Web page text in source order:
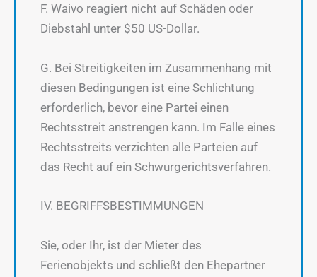
F. Waivo reagiert nicht auf Schäden oder
Diebstahl unter $50 US-Dollar.
G. Bei Streitigkeiten im Zusammenhang mit
diesen Bedingungen ist eine Schlichtung
erforderlich, bevor eine Partei einen
Rechtsstreit anstrengen kann. Im Falle eines
Rechtsstreits verzichten alle Parteien auf
das Recht auf ein Schwurgerichtsverfahren.
IV. BEGRIFFSBESTIMMUNGEN
Sie, oder Ihr, ist der Mieter des
Ferienobjekts und schließt den Ehepartner